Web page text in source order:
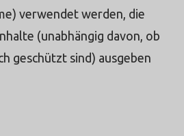
verwendet werden, die
(unabhängig davon, ob
geschützt sind) ausgeben